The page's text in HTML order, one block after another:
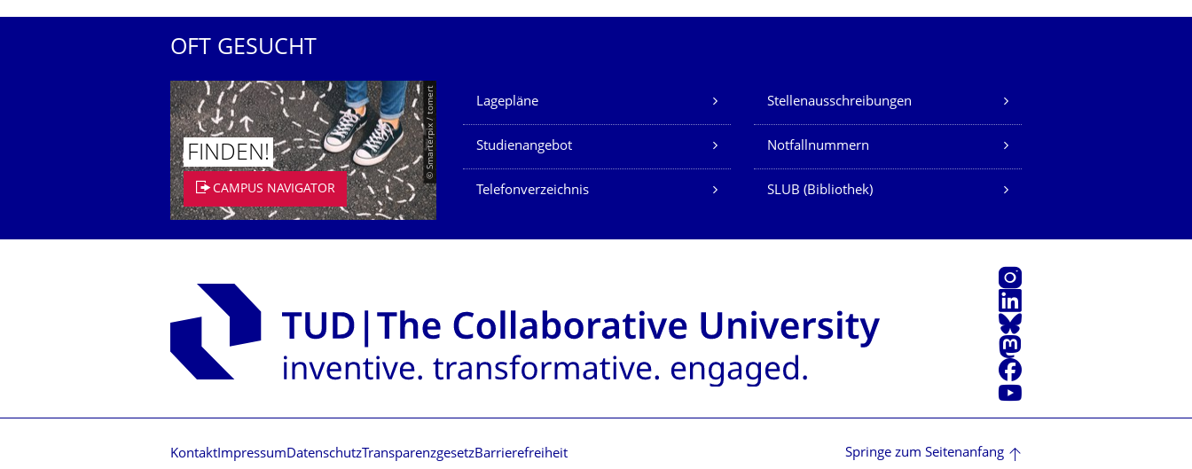
OFT GESUCHT
© Smarterpix / tomert
FINDEN!
CAMPUS NAVIGATOR
Unsere Dienste
Lagepläne Stellenausschreibungen
Studienangebot Notfallnummern
Telefonverzeichnis SLUB (Bibliothek)
Instagram
LinkedIn
Bluesky
Mastodon
Facebook
Youtube
Kontakt Impressum DatenschutzTransparenzgesetzBarrierefreiheit Springe zum Seitenanfang